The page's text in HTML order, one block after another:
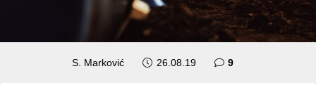
S. Marković 26.08.19 9komentara